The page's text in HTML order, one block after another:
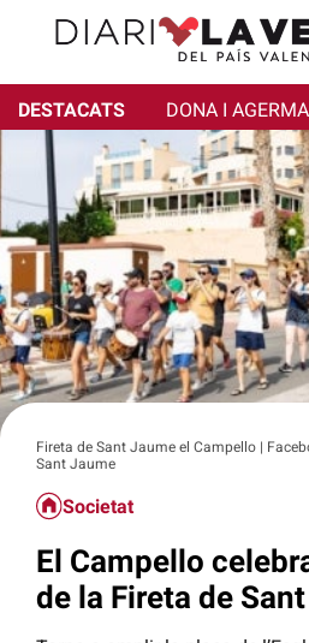
DESTACATS DONA I
Fireta de Sant Jaume el Campello |
Sant Jaume
Societat
El Campello
de la Fireta de